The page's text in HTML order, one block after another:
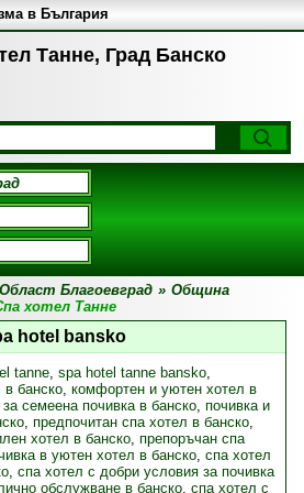
Танне, Град Банско
в България
Област Благоевград » Община
хотел Танне
hotel bansko
tanne, spa hotel tanne bansko,
в банско, комфортен и уютен хотел в
семеена почивка в банско, почивка и
, предпочитан спа хотел в банско,
хотел в банско, препоръчан спа
в уютен хотел в банско, спа хотел
, спа хотел с добри условия за почивка
обслужване в банско, спа хотел с